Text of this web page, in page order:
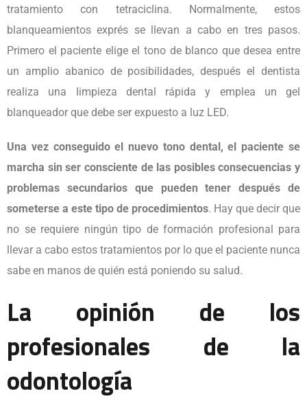
tratamiento con tetraciclina. Normalmente, estos
blanqueamientos exprés se llevan a cabo en tres pasos.
Primero el paciente elige el tono de blanco que desea entre
un amplio abanico de posibilidades, después el dentista
realiza una limpieza dental rápida y emplea un gel
blanqueador que debe ser expuesto a luz LED.
Una vez conseguido el nuevo tono dental, el paciente se
marcha sin ser consciente de las posibles consecuencias y
problemas secundarios que pueden tener después de
someterse a este tipo de procedimientos. Hay que decir que
no se requiere ningún tipo de formación profesional para
llevar a cabo estos tratamientos por lo que el paciente nunca
sabe en manos de quién está poniendo su salud.
La opinión de los
profesionales de la
odontología